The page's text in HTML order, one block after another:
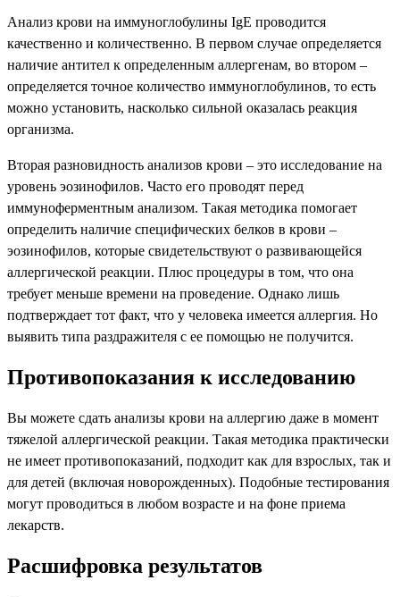
Анализ крови на иммуноглобулины IgE проводится
качественно и количественно. В первом случае определяется
наличие антител к определенным аллергенам, во втором –
определяется точное количество иммуноглобулинов, то есть
можно установить, насколько сильной оказалась реакция
организма.
Вторая разновидность анализов крови – это исследование на
уровень эозинофилов. Часто его проводят перед
иммуноферментным анализом. Такая методика помогает
определить наличие специфических белков в крови –
эозинофилов, которые свидетельствуют о развивающейся
аллергической реакции. Плюс процедуры в том, что она
требует меньше времени на проведение. Однако лишь
подтверждает тот факт, что у человека имеется аллергия. Но
выявить типа раздражителя с ее помощью не получится.
Противопоказания к исследованию
Вы можете сдать анализы крови на аллергию даже в момент
тяжелой аллергической реакции. Такая методика практически
не имеет противопоказаний, подходит как для взрослых, так и
для детей (включая новорожденных). Подобные тестирования
могут проводиться в любом возрасте и на фоне приема
лекарств.
Расшифровка результатов